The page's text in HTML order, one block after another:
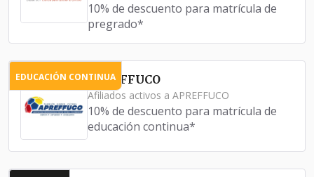
10% de descuento para matrícula de
pregrado*
EDUCACIÓN CONTINUAAPREFFUCO
Afiliados activos a APREFFUCO
10% de descuento para matrícula de
educación continua*